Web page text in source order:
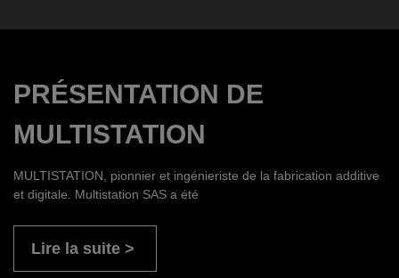
PRÉSENTATION DE
MULTISTATION
MULTISTATION, pionnier et ingénieriste de la fabrication additive
et digitale. Multistation SAS a été
Lire la suite